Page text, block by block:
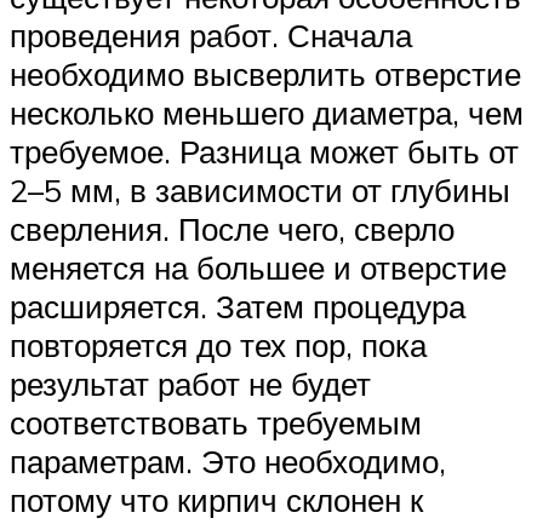
проведения работ. Сначала
необходимо высверлить отверстие
несколько меньшего диаметра, чем
требуемое. Разница может быть от
2–5 мм, в зависимости от глубины
сверления. После чего, сверло
меняется на большее и отверстие
расширяется. Затем процедура
повторяется до тех пор, пока
результат работ не будет
соответствовать требуемым
параметрам. Это необходимо,
потому что кирпич склонен к